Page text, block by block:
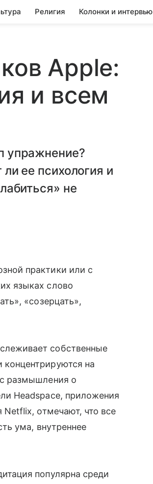
Религия Колонки и интервью
Apple:
и всем
упражнение?
ее психология и
не
практики или с
языках слово
«созерцать»,
собственные
на
размышления о
Headspace, приложения
Netflix, отмечают, что все
ума, внутреннее
популярна среди